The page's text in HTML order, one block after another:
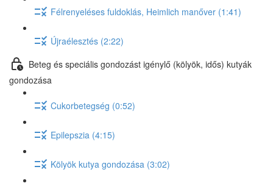
Félrenyeléses fuldoklás, Heimlich manőver (1:41)
Újraélesztés (2:22)
Beteg és speciális gondozást igénylő (kölyök, idős) kutyák
gondozása
Cukorbetegség (0:52)
Epilepszia (4:15)
Kölyök kutya gondozása (3:02)